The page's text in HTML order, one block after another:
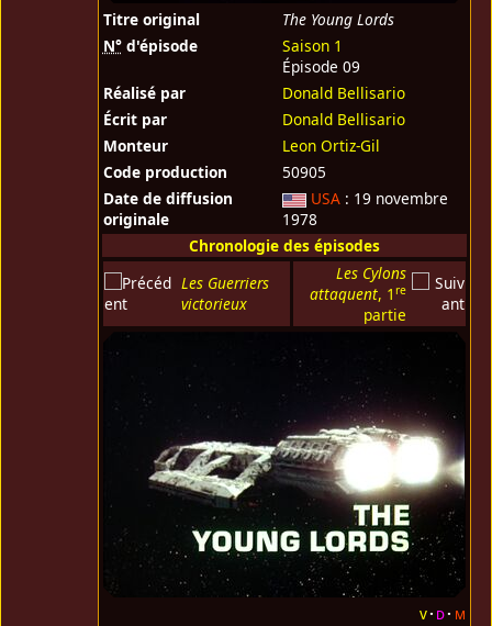
Titre original
The Young Lords
N°d'épisode
Saison 1
Épisode 09
Réalisé par
Donald Bellisario
Écrit par
Donald Bellisario
Monteur
Leon Ortiz-Gil
Code production
50905
Date de diffusion
originale
USA: 19 novembre
1978
Chronologie des épisodes
Les Guerriers
victorieux
Les Cylons
attaquent, 1 re
partie
v d m